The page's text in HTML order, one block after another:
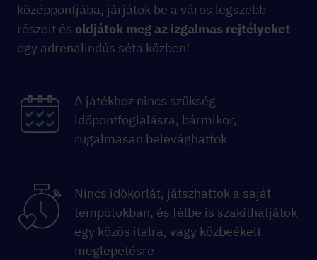
középpontjába, járjátok be a város legszebb
részeit és oldjátok meg az izgalmas rejtélyeket
egy adrenalindús séta közben!
A játékhoz nincs szükség
időpontfoglalásra, bármikor,
rugalmasan belevághattok
Nincs időkorlát, játszhattok a saját
tempótokban, és félbe is szakíthatjátok
egy közös italra, vagy közbeékelt
meglepetésre